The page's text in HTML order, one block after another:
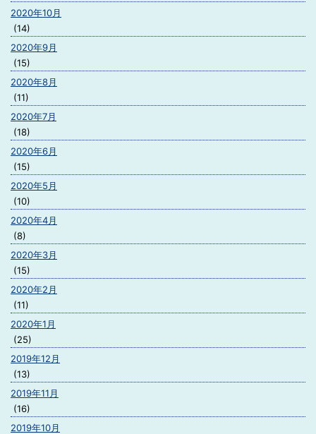
2020年10月
(14)
2020年9月
(15)
2020年8月
(11)
2020年7月
(18)
2020年6月
(15)
2020年5月
(10)
2020年4月
(8)
2020年3月
(15)
2020年2月
(11)
2020年1月
(25)
2019年12月
(13)
2019年11月
(16)
2019年10月